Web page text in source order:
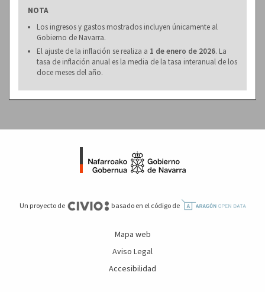
NOTA
Los ingresos y gastos mostrados incluyen únicamente al
Gobierno de Navarra.
El ajuste de la inflación se realiza a 1 de enero de 2026. La
tasa de inflación anual es la media de la tasa interanual de los
doce meses del año.
Un proyecto de basado en el código de
Mapa web
Aviso Legal
Accesibilidad